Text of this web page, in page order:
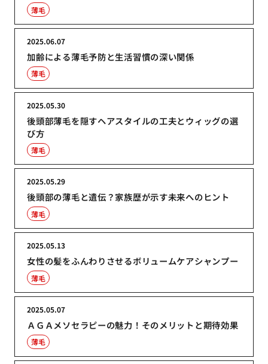
薄毛
加齢による薄毛予防と生活習慣の深い関係
2025.06.07
薄毛
後頭部薄毛を隠すヘアスタイルの工夫とウィッグの選
び方
2025.05.30
薄毛
後頭部の薄毛と遺伝？家族歴が示す未来へのヒント
2025.05.29
薄毛
女性の髪をふんわりさせるボリュームケアシャンプー
2025.05.13
薄毛
ＡＧＡメソセラピーの魅力！そのメリットと期待効果
2025.05.07
薄毛